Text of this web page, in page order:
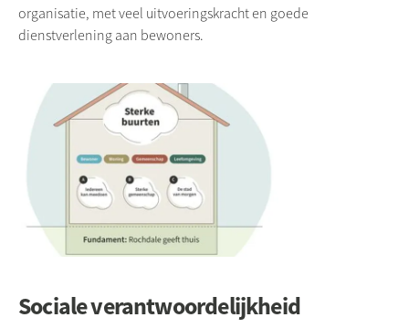
organisatie, met veel uitvoeringskracht en goede
dienstverlening aan bewoners.
Sociale verantwoordelijkheid